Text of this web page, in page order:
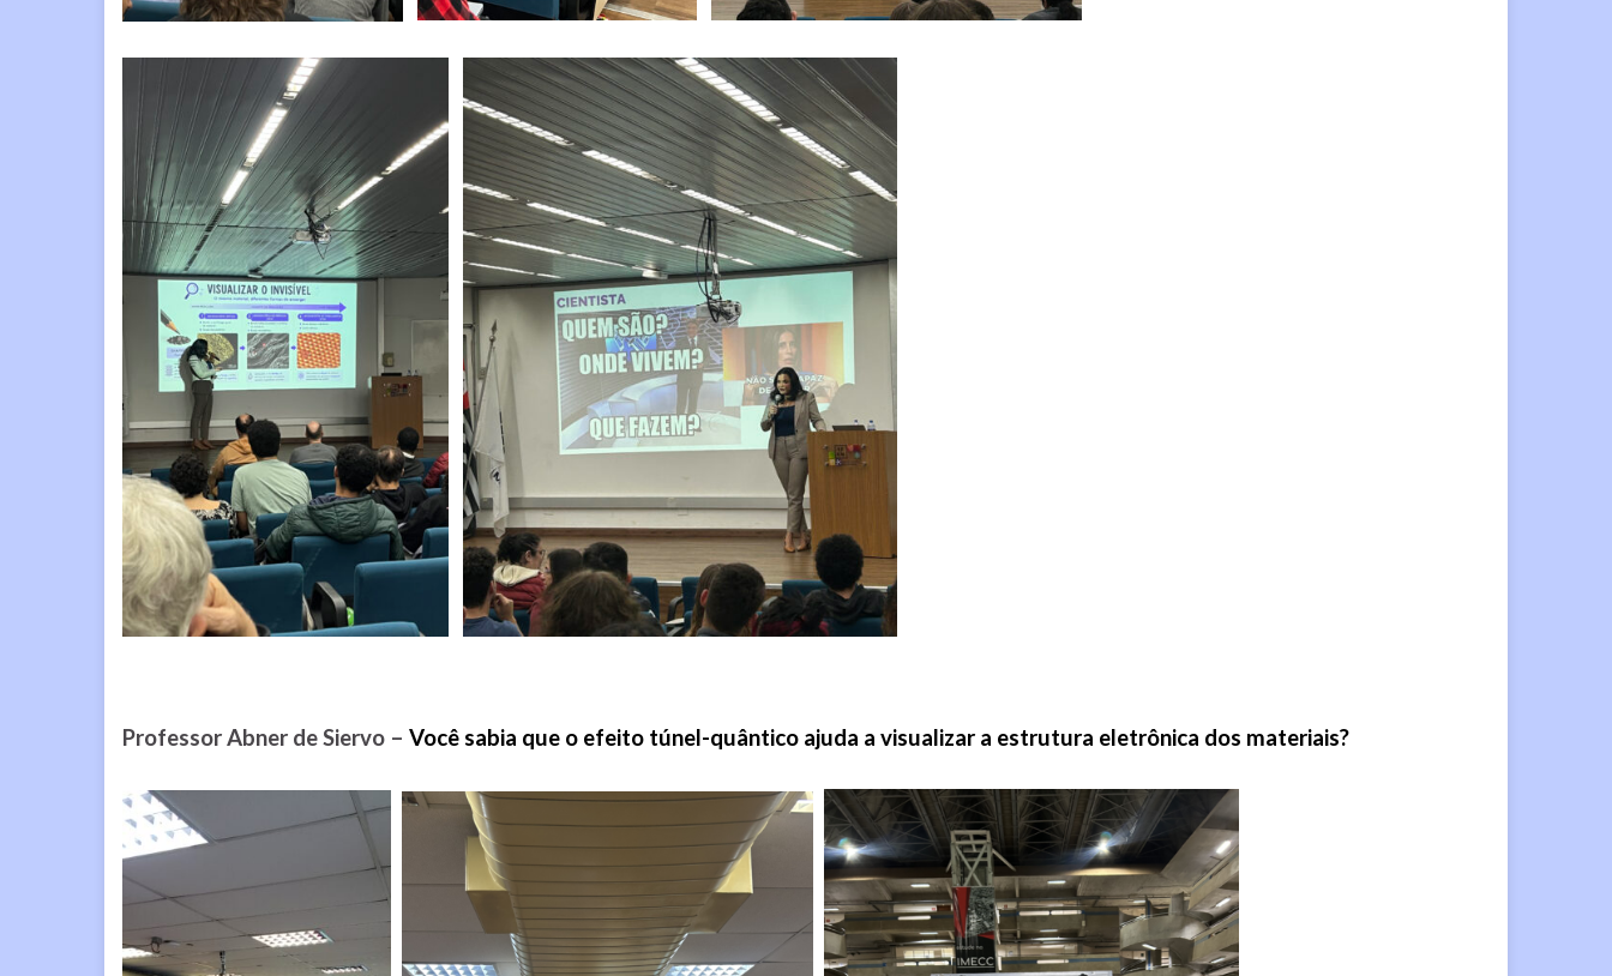
Professor Abner de Siervo – Você sabia que o efeito túnel-quântico ajuda a visualizar a estrutura eletrônica dos materiais?